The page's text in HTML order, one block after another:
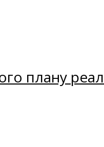
плану